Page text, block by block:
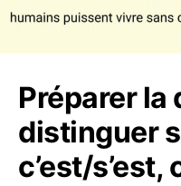
Préparer la
distinguer
c’est/s’est,